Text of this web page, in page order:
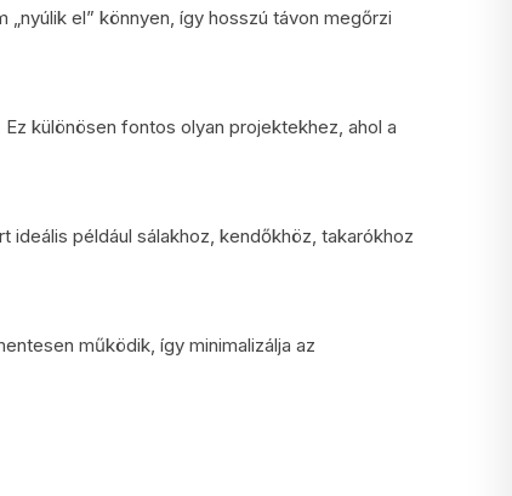
el” könnyen, így hosszú távon megőrzi
különösen fontos olyan projektekhez, ahol a
ideális például sálakhoz, kendőkhöz, takarókhoz
működik, így minimalizálja az